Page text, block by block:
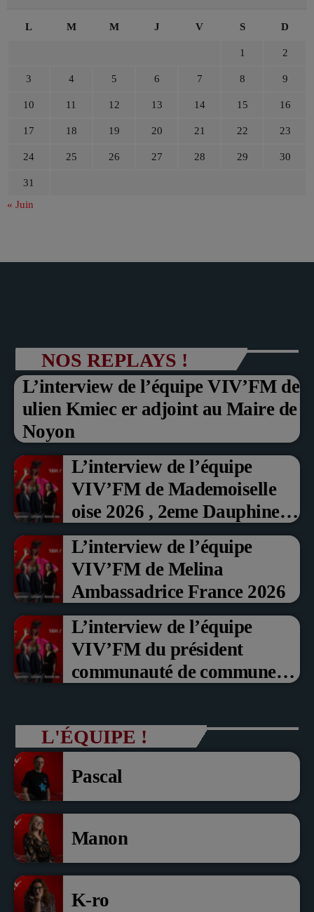
L M M J V S D
1 2
3 4 5 6 7 8 9
10 11 12 13 14 15 16
17 18 19 20 21 22 23
24 25 26 27 28 29 30
31
« Juin
NOS REPLAYS !
L’interview de l’équipe VIV’FM de
ulien Kmiec er adjoint au Maire de
Noyon
L’interview de l’équipe
VIV’FM de Mademoiselle
oise 2026 , 2eme Dauphine et
Prix du Public , Marche aux
fruits rouge Noyon 2026
L’interview de l’équipe
VIV’FM de Melina
Ambassadrice France 2026
L’interview de l’équipe
VIV’FM du président
communauté de communes
président com de com
L'ÉQUIPE !
Pascal
Manon
K-ro